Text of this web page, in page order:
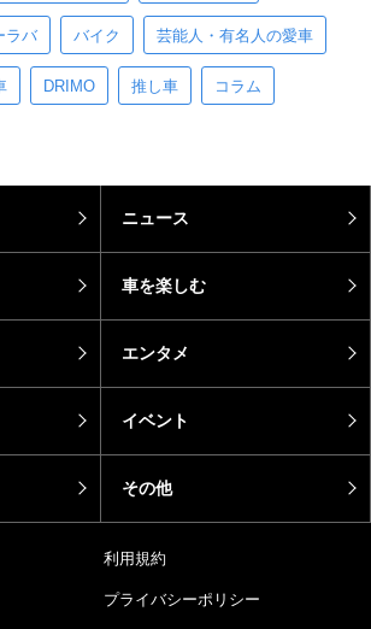
ラバ バイク 芸能人・有名人の愛車
DRIMO 推し車 コラム
ニュース
車を楽しむ
エンタメ
イベント
その他
利用規約
プライバシーポリシー